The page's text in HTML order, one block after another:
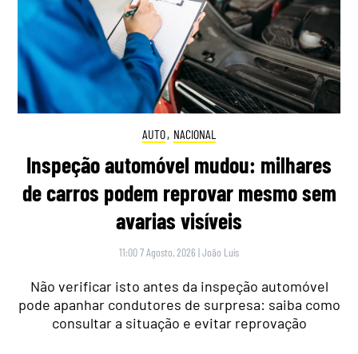
AUTO, NACIONAL
Inspeção automóvel mudou: milhares
de carros podem reprovar mesmo sem
avarias visíveis
11:00 7 Agosto, 2026 |João Luís
Não verificar isto antes da inspeção automóvel
pode apanhar condutores de surpresa: saiba como
consultar a situação e evitar reprovação